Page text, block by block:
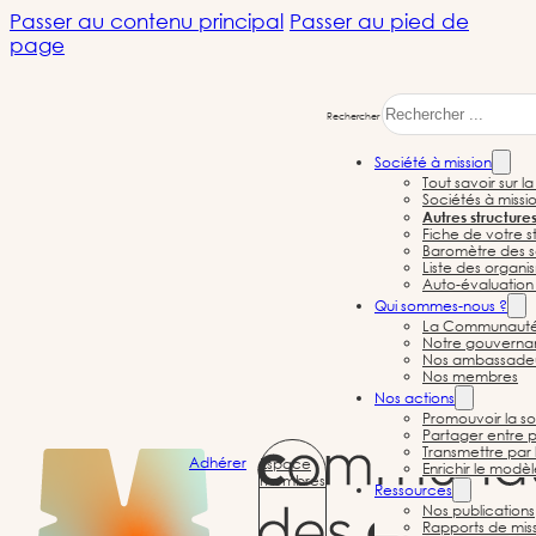
Passer au contenu principal Passer au pied de
page
Adhérer
Espace
membres
Rechercher
Société à mission
Tout savoir sur
Sociétés à
Autres
Fiche de votre
Baromètre des
Liste des
Auto-évaluation
Qui sommes-nous ?
La
Notre
Nos
Nos membres
Nos actions
Promouvoir la
Partager entre
Transmettre
Enrichir le
Ressources
Nos publications
Rapports de